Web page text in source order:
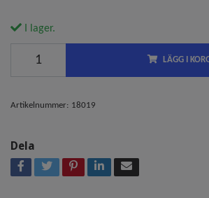
I lager.
LÄGG I
Artikelnummer: 18019
Dela